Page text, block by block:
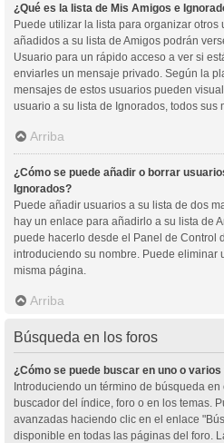
¿Qué es la lista de Mis Amigos e
Puede utilizar la lista para organizar
añadidos a su lista de Amigos podrán
Usuario para un rápido acceso a ver si
enviarles un mensaje privado. Según la
mensajes de estos usuarios pueden
usuario a su lista de Ignorados, todos sus
Arriba
¿Cómo se puede añadir o borrar
Ignorados?
Puede añadir usuarios a su lista de dos
hay un enlace para añadirlo a su lista de
puede hacerlo desde el Panel de Control
introduciendo su nombre. Puede eliminar
misma página.
Arriba
Búsqueda en los foros
¿Cómo se puede buscar en uno o
Introduciendo un término de búsqueda
buscador del índice, foro o en los temas.
avanzadas haciendo clic en el enlace
disponible en todas las páginas del foro.